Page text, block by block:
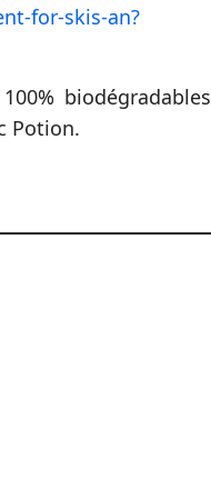
for-skis-an?
biodégradables
Potion.